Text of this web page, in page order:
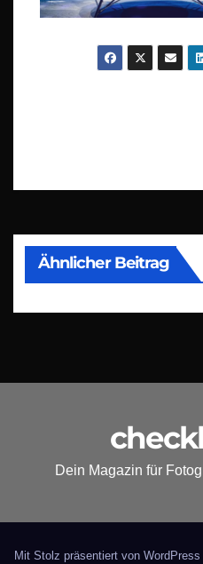
Ähnlicher Beitrag
Dein Magazin für
Mit Stolz präsentiert von WordPress